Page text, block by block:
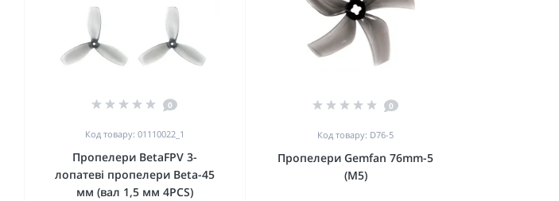
0
Код товару: 01110022_1
Пропелери BetaFPV 3-
лопатеві пропелери Beta-45
мм (вал 1,5 мм 4PCS)
0
Код товару: D76-5
Пропелери Gemfan 76mm-5
(M5)